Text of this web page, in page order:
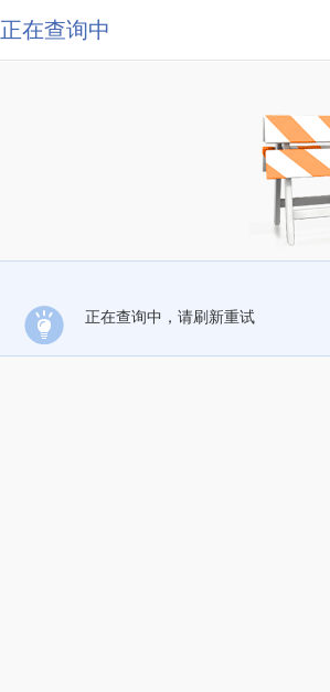
正在查询中
正在查询中，请刷新重试